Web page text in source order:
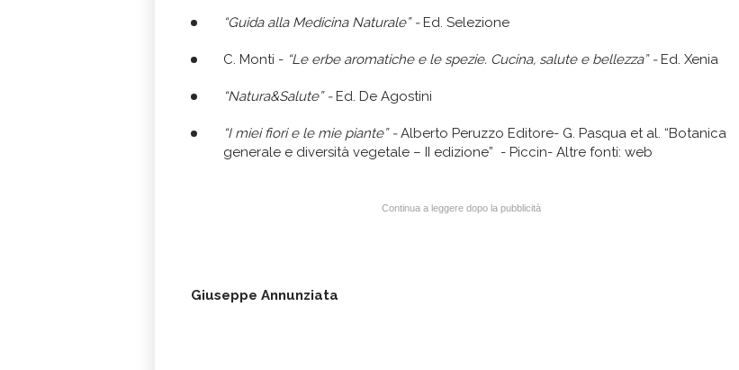
“Guida alla Medicina Naturale” -Ed. Selezione
C. Monti - “Le erbe aromatiche e le spezie. Cucina, salute e bellezza” -Ed. Xenia
“Natura&Salute” -Ed. De Agostini
“I miei fiori e le mie piante” -Alberto Peruzzo Editore- G. Pasqua et al. “Botanica
generale e diversità vegetale – II edizione” - Piccin- Altre fonti: web
Continua a leggere dopo la pubblicità
Giuseppe Annunziata